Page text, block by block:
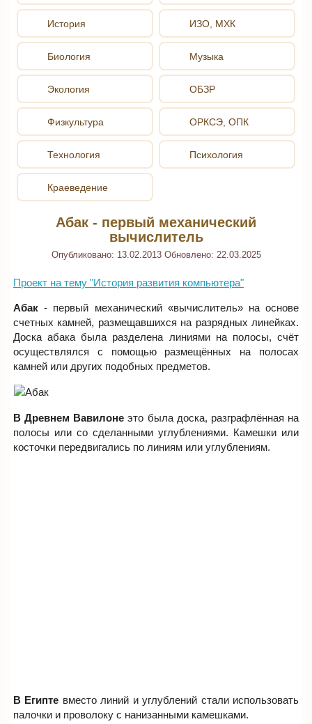
История
Биология
Экология
ИЗО, МХК
Музыка
ОБЗР
Физкультура
Технология
Краеведение
ОРКСЭ, ОПК
Психология
Абак - первый механический
вычислитель
Опубликовано: 13.02.2013 Обновлено: 22.03.2025
Проект на тему "История развития компьютера"
Абак - первый механический «вычислитель» на основе
счетных камней, размещавшихся на разрядных линейках.
Доска абака была разделена линиями на полосы, счёт
осуществлялся с помощью размещённых на полосах
камней или других подобных предметов.
В Древнем Вавилоне это была доска, разграфлённая на
полосы или со сделанными углублениями. Камешки или
косточки передвигались по линиям или углублениям.
В Египте вместо линий и углублений стали использовать
палочки и проволоку с нанизанными камешками.